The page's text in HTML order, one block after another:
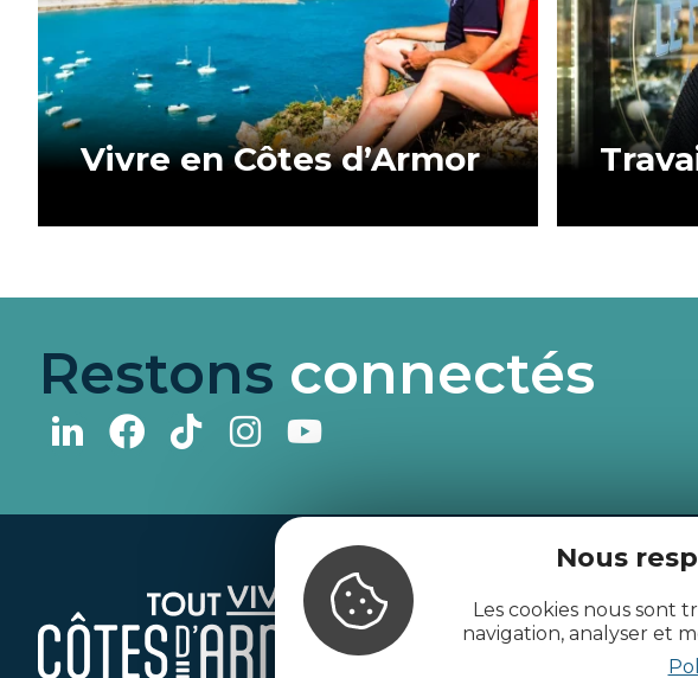
Nous
Les cookies nous sont
navigation, analyser et
Vivre en Côtes d’Armor
Restons connectés